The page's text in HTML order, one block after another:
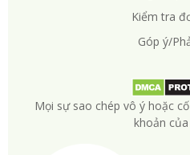
Kiểm tra
Góp ý/
Mọi sự sao chép vô ý hoặc
khoản